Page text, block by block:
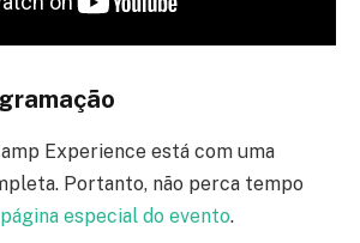
Experience está com uma
Portanto, não perca tempo
especial do evento.